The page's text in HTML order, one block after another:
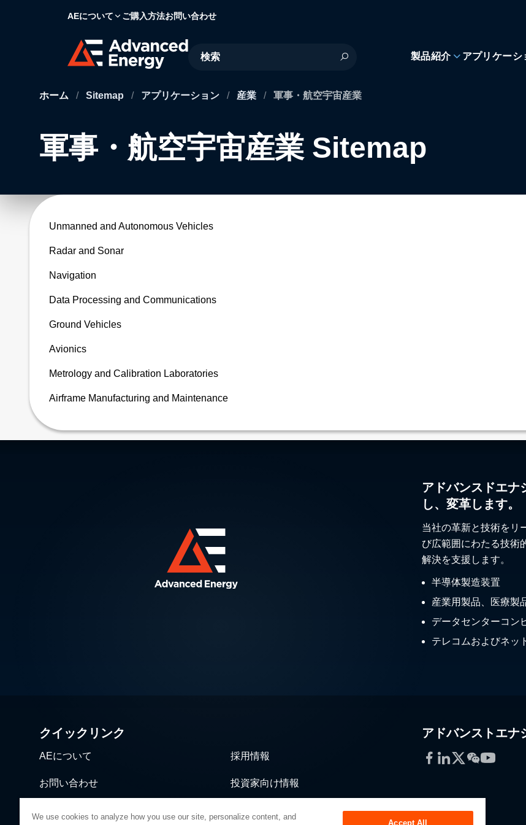
AEについて ご購入方法お問い合わせ
Site Search
製品紹介 アプリケーシ
ホーム / Sitemap / アプリケーション / 産業 / 軍事・航空宇宙産業
軍事・航空宇宙産業 Sitemap
Unmanned and Autonomous Vehicles
Radar and Sonar
Navigation
Data Processing and Communications
Ground Vehicles
Avionics
Metrology and Calibration Laboratories
Airframe Manufacturing and Maintenance
アドバンスドエナ
し、変革します。
当社の革新と技術をリ
び広範囲にわたる技術
解決を支援します。
半導体製造装置
産業用製品、医療製
データセンターコン
テレコムおよびネッ
クイックリンク
AEについて 採用情報
お問い合わせ 投資家向け情報
アドバンストエナ
Facebook
LinkedIn
Twitter
WeChat
We use cookies to analyze how you use our site, personalize content, and
Accept All